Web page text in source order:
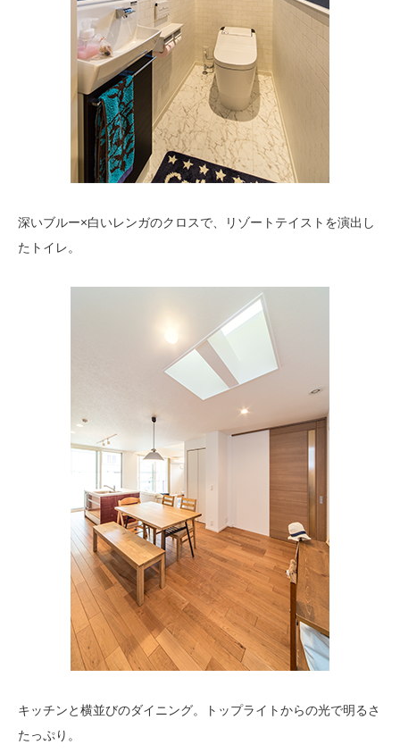
深いブルー×白いレンガのクロスで、リゾートテイストを演出し
たトイレ。
キッチンと横並びのダイニング。トップライトからの光で明るさ
たっぷり。